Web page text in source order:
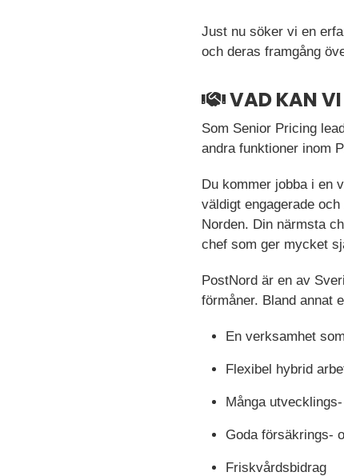
Just nu söker vi en
och deras framgång
VAD KAN
Som Senior Pricing
andra funktioner inom
Du kommer jobba i en
väldigt engagerade
Norden. Din närmsta
chef som ger mycket
PostNord är en av
förmåner. Bland annat
En verksamhet
Flexibel hybrid
Många
Goda försäkrings-
Friskvårdsbidrag